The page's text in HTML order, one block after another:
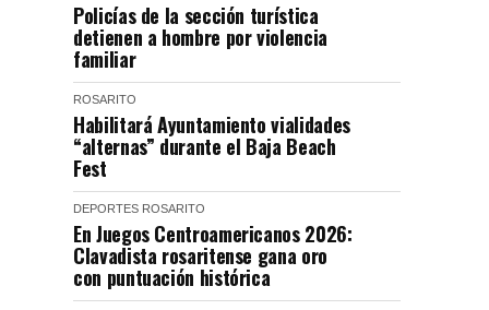
Policías de la sección turística
detienen a hombre por violencia
familiar
ROSARITO
Habilitará Ayuntamiento vialidades
“alternas” durante el Baja Beach
Fest
DEPORTES ROSARITO
En Juegos Centroamericanos 2026:
Clavadista rosaritense gana oro
con puntuación histórica